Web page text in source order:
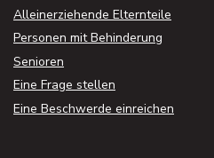
Alleinerziehende Elternteile
Personen mit Behinderung
Senioren
Eine Frage stellen
Eine Beschwerde einreichen